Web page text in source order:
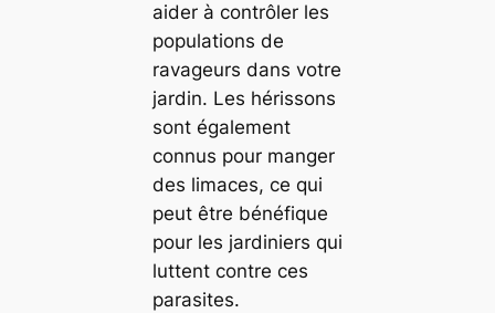
aider à contrôler les
populations de
ravageurs dans votre
jardin. Les hérissons
sont également
connus pour manger
des limaces, ce qui
peut être bénéfique
pour les jardiniers qui
luttent contre ces
parasites.